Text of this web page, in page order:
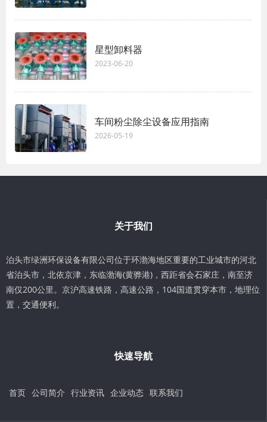
星型卸料器
2023-06-20
车间粉尘除尘设备应用指南
2026-05-19
关于我们
泊头市绿洲环保设备有限公司位于环渤海地区重要的工业城市的河北
省泊头市，北依京津，东临渤海(黄骅港)，西距省会石家庄，南至济
南仅200公里。京沪高速铁路，高速公路，104国道贯穿本市，地理位
置，交通便利。
快速导航
首页 公司简介 行业资讯 企业动态 联系我们